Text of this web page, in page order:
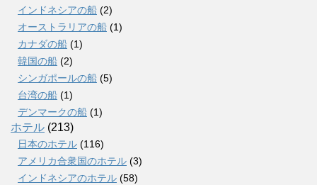
インドネシアの船 (2)
オーストラリアの船 (1)
カナダの船 (1)
韓国の船 (2)
シンガポールの船 (5)
台湾の船 (1)
デンマークの船 (1)
ホテル (213)
日本のホテル (116)
アメリカ合衆国のホテル (3)
インドネシアのホテル (58)